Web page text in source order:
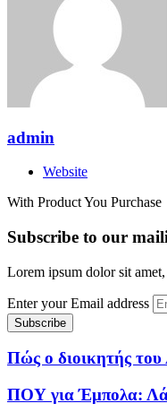
admin
Website
With Product You Purchase
Subscribe to our
Lorem ipsum dolor sit amet,
Enter your Email address
Πώς ο διοικητής
ΠΟΥ για Έμπολα: